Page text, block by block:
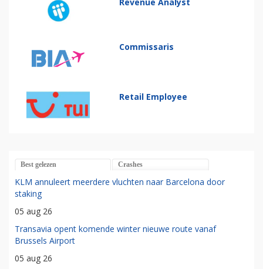
Commissaris
Retail Employee
Best gelezen Crashes
KLM annuleert meerdere vluchten naar Barcelona door
staking
05 aug 26
Transavia opent komende winter nieuwe route vanaf
Brussels Airport
05 aug 26